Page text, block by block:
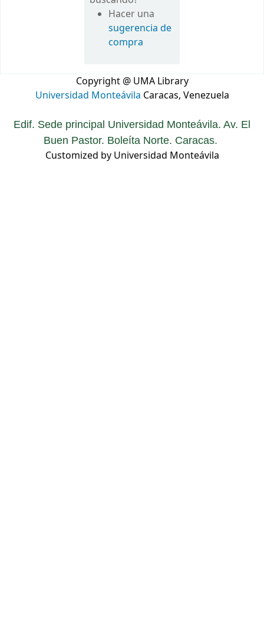
Hacer una
sugerencia de
compra
Copyright @ UMA Library
Universidad Monteávila Caracas, Venezuela
Edif. Sede principal Universidad Monteávila. Av. El
Buen Pastor. Boleíta Norte. Caracas.
Customized by Universidad Monteávila